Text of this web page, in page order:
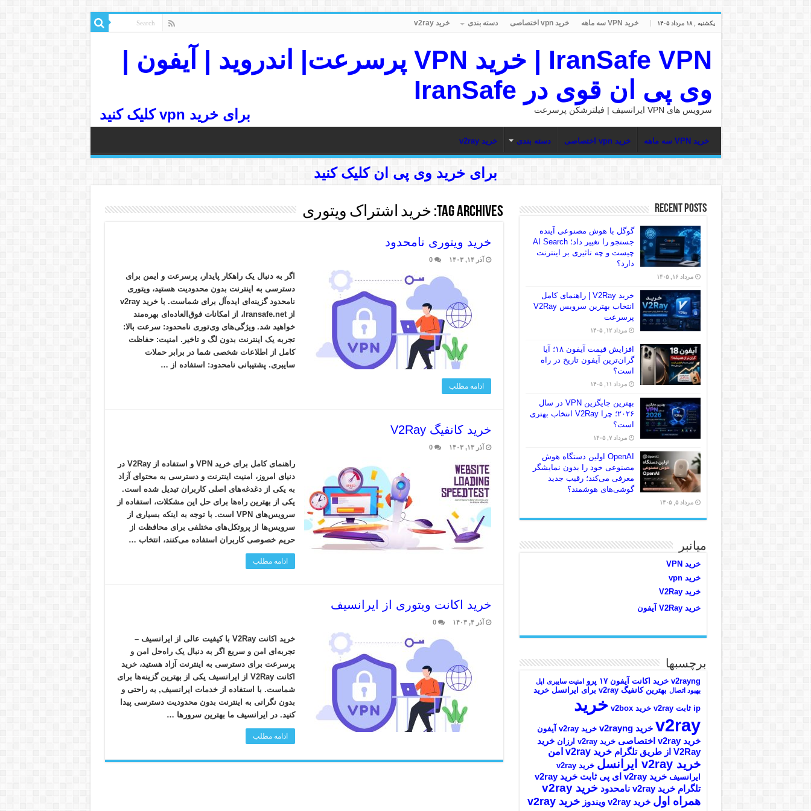
یکشنبه , ۱۸ مرداد ۱۴۰۵ خرید VPN سه ماهه خرید vpn اختصاصی دسته بندی خرید v2ray
IranSafe VPN | خرید VPN پرسرعت| اندروید | آیفون |
وی پی ان قوی در IranSafe
سرویس های VPN ایرانسیف | فیلترشکن پرسرعت برای خرید vpn کلیک کنید
خرید VPN سه ماهه خرید vpn اختصاصی دسته بندی خرید v2ray
برای خرید وی پی ان کلیک کنید
Tag Archives: خرید اشتراک ویتوری
خرید ویتوری نامحدود
آذر ۱۴, ۱۴۰۳ 0
اگر به دنبال یک راهکار پایدار، پرسرعت و ایمن برای
دسترسی به اینترنت بدون محدودیت هستید، ویتوری
نامحدود گزینه‌ای ایده‌آل برای شماست. با خرید v2ray
از Iransafe.net، از امکانات فوق‌العاده‌ای بهره‌مند
خواهید شد. ویژگی‌های وی‌توری نامحدود: سرعت بالا:
تجربه یک اینترنت بدون لگ و تاخیر. امنیت: حفاظت
کامل از اطلاعات شخصی شما در برابر حملات
سایبری. پشتیبانی نامحدود: استفاده از …
ادامه مطلب
خرید کانفیگ V2Ray
آذر ۱۳, ۱۴۰۳ 0
راهنمای کامل برای خرید VPN و استفاده از V2Ray در
دنیای امروز، امنیت اینترنت و دسترسی به محتوای آزاد
به یکی از دغدغه‌های اصلی کاربران تبدیل شده است.
یکی از بهترین راه‌ها برای حل این مشکلات، استفاده از
سرویس‌های VPN است. با توجه به اینکه بسیاری از
سرویس‌ها از پروتکل‌های مختلفی برای محافظت از
حریم خصوصی کاربران استفاده می‌کنند، انتخاب …
ادامه مطلب
خرید اکانت ویتوری از ایرانسیف
آذر ۴, ۱۴۰۳ 0
خرید اکانت V2Ray با کیفیت عالی از ایرانسیف –
تجربه‌ای امن و سریع اگر به دنبال یک راه‌حل امن و
پرسرعت برای دسترسی به اینترنت آزاد هستید، خرید
اکانت V2Ray از ایرانسیف یکی از بهترین گزینه‌ها برای
شماست. با استفاده از خدمات ایرانسیف, به راحتی و
بدون نگرانی به اینترنت بدون محدودیت دسترسی پیدا
کنید. در ایرانسیف ما بهترین سرورها …
ادامه مطلب
Recent Posts
گوگل با هوش مصنوعی آینده
جستجو را تغییر داد؛ AI Search
چیست و چه تاثیری بر اینترنت
دارد؟
مرداد ۱۶, ۱۴۰۵
خرید V2Ray | راهنمای کامل
انتخاب بهترین سرویس V2Ray
پرسرعت
مرداد ۱۲, ۱۴۰۵
افزایش قیمت آیفون ۱۸؛ آیا
گران‌ترین آیفون تاریخ در راه
است؟
مرداد ۱۱, ۱۴۰۵
بهترین جایگزین VPN در سال
۲۰۲۶؛ چرا V2Ray انتخاب بهتری
است؟
مرداد ۷, ۱۴۰۵
OpenAI اولین دستگاه هوش
مصنوعی خود را بدون نمایشگر
معرفی می‌کند؛ رقیب جدید
گوشی‌های هوشمند؟
مرداد ۵, ۱۴۰۵
میانبر
خرید VPN
خرید vpn
خرید V2Ray
خرید V2Ray آیفون
برچسبها
v2rayng خرید اکانت آیفون ۱۷ پرو امنیت سایبری اپل
بهبود اتصال بهترین کانفیگ v2ray برای ایرانسل
خرید
ip ثابت v2ray
خرید v2box
خرید
v2ray خرید v2rayng خرید v2ray آیفون
خرید v2ray اختصاصی خرید v2ray ارزان
خرید
V2Ray از طریق تلگرام
خرید v2ray امن
خرید v2ray ایرانسل
خرید v2ray
ایرانسیف خرید v2ray ای پی ثابت
خرید v2ray
تلگرام خرید v2ray نامحدود
خرید v2ray
همراه اول خرید v2ray ویندوز
خرید v2ray